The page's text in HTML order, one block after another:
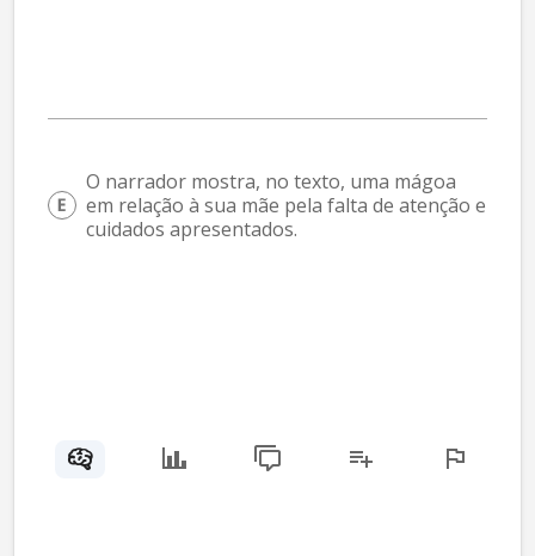
O narrador mostra, no texto, uma mágoa
em relação à sua mãe pela falta de atenção e
cuidados apresentados.